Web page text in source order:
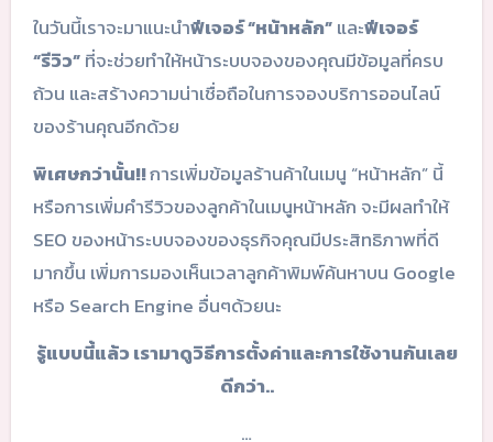
ในวันนี้เราจะมาแนะนำฟีเจอร์ “หน้าหลัก”และฟีเจอร์
“รีวิว”ที่จะช่วยทำให้หน้าระบบจองของคุณมีข้อมูลที่ครบ
ถ้วน และสร้างความน่าเชื่อถือในการจองบริการออนไลน์
ของร้านคุณอีกด้วย
พิเศษกว่านั้น!!การเพิ่มข้อมูลร้านค้าในเมนู “หน้าหลัก” นี้
หรือการเพิ่มคำรีวิวของลูกค้าในเมนูหน้าหลัก จะมีผลทำให้
SEO ของหน้าระบบจองของธุรกิจคุณมีประสิทธิภาพที่ดี
มากขึ้น เพิ่มการมองเห็นเวลาลูกค้าพิมพ์ค้นหาบน Google
หรือ Search Engine อื่นๆด้วยนะ
รู้แบบนี้แล้ว เรามาดูวิธีการตั้งค่าและการใช้งานกันเลย
ดีกว่า..
…